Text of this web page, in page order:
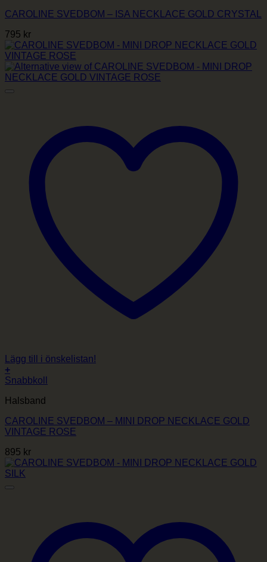
CAROLINE SVEDBOM – ISA NECKLACE GOLD CRYSTAL
795 kr
Lägg till i önskelistan!
+
Snabbkoll
Halsband
CAROLINE SVEDBOM – MINI DROP NECKLACE GOLD
VINTAGE ROSE
895 kr